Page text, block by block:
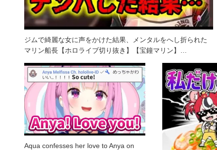
ジムで綺麗な女に声をかけた結果、メンタルをへし折られた
マリン船長【ホロライブ切り抜き】【宝鐘マリン】…
Aqua confesses her love to Anya on